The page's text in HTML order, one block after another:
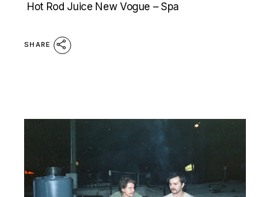
Hot Rod Juice New Vogue – Spa
SHARE